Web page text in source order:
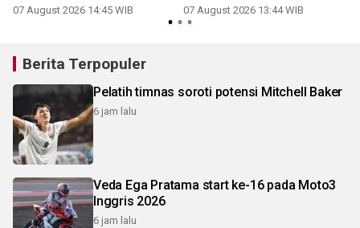
07 August 2026 14:45 WIB 07 August 2026 13:44 WIB
Berita Terpopuler
Pelatih timnas soroti potensi Mitchell Baker
6 jam lalu
Veda Ega Pratama start ke-16 pada Moto3
Inggris 2026
6 jam lalu